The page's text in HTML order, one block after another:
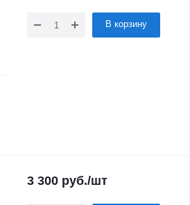
В корзину
3 300 руб./шт